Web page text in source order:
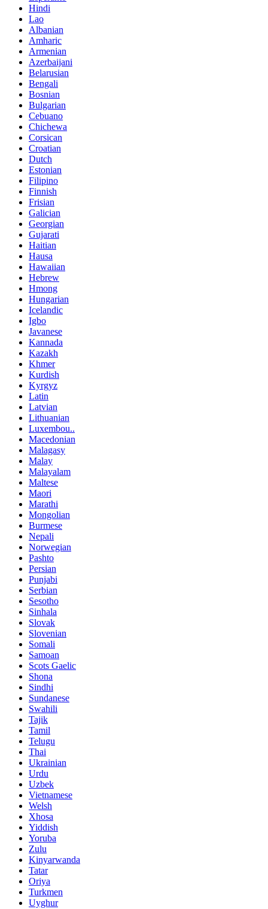
Hindi
Lao
Albanian
Amharic
Armenian
Azerbaijani
Belarusian
Bengali
Bosnian
Bulgarian
Cebuano
Chichewa
Corsican
Croatian
Dutch
Estonian
Filipino
Finnish
Frisian
Galician
Georgian
Gujarati
Haitian
Hausa
Hawaiian
Hebrew
Hmong
Hungarian
Icelandic
Igbo
Javanese
Kannada
Kazakh
Khmer
Kurdish
Kyrgyz
Latin
Latvian
Lithuanian
Luxembou..
Macedonian
Malagasy
Malay
Malayalam
Maltese
Maori
Marathi
Mongolian
Burmese
Nepali
Norwegian
Pashto
Persian
Punjabi
Serbian
Sesotho
Sinhala
Slovak
Slovenian
Somali
Samoan
Scots Gaelic
Shona
Sindhi
Sundanese
Swahili
Tajik
Tamil
Telugu
Thai
Ukrainian
Urdu
Uzbek
Vietnamese
Welsh
Xhosa
Yiddish
Yoruba
Zulu
Kinyarwanda
Tatar
Oriya
Turkmen
Uyghur